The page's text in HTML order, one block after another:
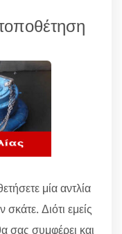
μία αντλία
Διότι εμείς
σας συμφέρει και